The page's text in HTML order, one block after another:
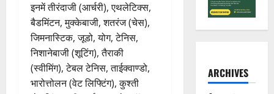
इनमें तीरंदाजी (आर्चरी), एथलेटिक्स,
बैडमिंटन, मुक्केबाजी, शतरंज (चेस),
जिमनास्टिक, जूडो, योग, टेनिस,
निशानेबाजी (शूटिंग), तैराकी
(स्वीमिंग), टेबल टेनिस, ताईक्वाण्डो,
भारोत्तोलन (वेट लिफ्टिंग), कुश्ती
ARCHIVES